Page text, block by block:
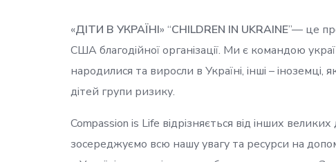
«ДІТИ В УКРАЇНІ» “CHILDREN IN UKRAINE”— це
США благодійної організації. Ми є командою
народилися та виросли в Україні, інші –
дітей групи ризику.
Compassion is Life відрізняється від інших
зосереджуємо всю нашу увагу та ресурси на